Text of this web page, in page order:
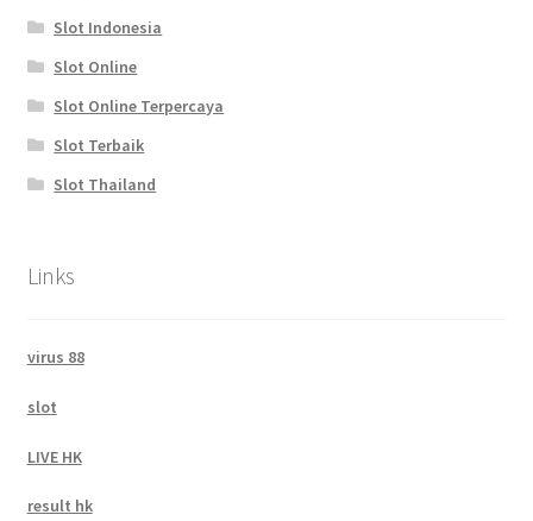
Slot Indonesia
Slot Online
Slot Online Terpercaya
Slot Terbaik
Slot Thailand
Links
virus 88
slot
LIVE HK
result hk